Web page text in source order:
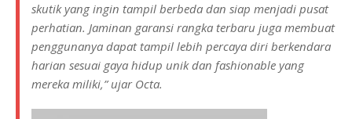
skutik yang ingin tampil berbeda dan siap menjadi pusat
perhatian. Jaminan garansi rangka terbaru juga membuat
penggunanya dapat tampil lebih percaya diri berkendara
harian sesuai gaya hidup unik dan fashionable yang
mereka miliki,” ujar Octa.